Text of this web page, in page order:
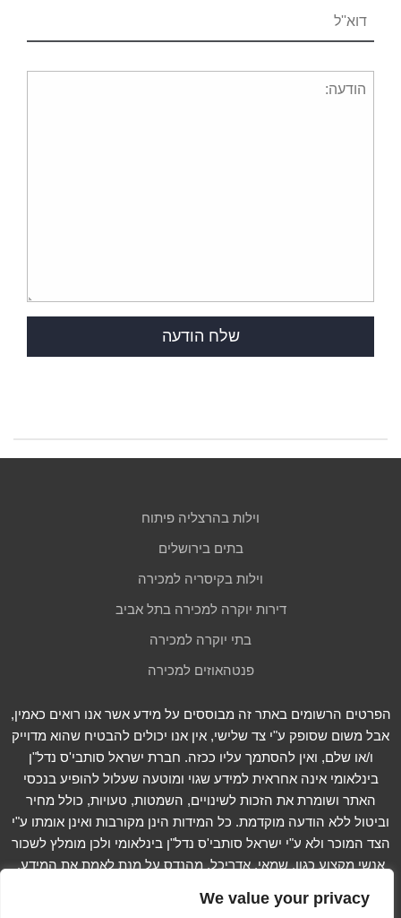
We value your privacy
וילות בהרצליה פיתוח
בתים בירושלים
וילות בקיסריה למכירה
דירות יוקרה למכירה בתל אביב
בתי יוקרה למכירה
פנטהאוזים למכירה
הפרטים הרשומים באתר זה מבוססים על מידע אשר אנו רואים כאמין,
אבל משום שסופק ע"י צד שלישי, אין אנו יכולים להבטיח שהוא מדוייק
ו/או שלם, ואין להסתמך עליו ככזה. חברת ישראל סותבי'ס נדל"ן
בינלאומי אינה אחראית למידע שגוי ומוטעה שעלול להופיע בנכסי
האתר ושומרת את הזכות לשינויים, השמטות, טעויות, כולל מחיר
וביטול ללא הודעה מוקדמת. כל המידות הינן מקורבות ואינן אומתו ע"י
הצד המוכר ולא ע"י ישראל סותבי'ס נדל"ן בינלאומי ולכן מומלץ לשכור
אנשי מקצוע כגון, שמאי, אדריכל, מהנדס על מנת לאמת את המידע.
קרא עוד...